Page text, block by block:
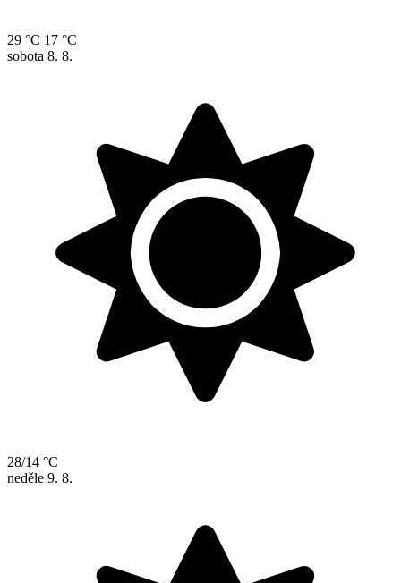
29 °C 17 °C
sobota 8. 8.
28/14 °C
neděle 9. 8.